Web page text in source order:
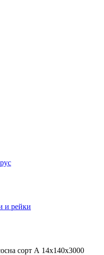
и рейки
сорт А 14х140х3000